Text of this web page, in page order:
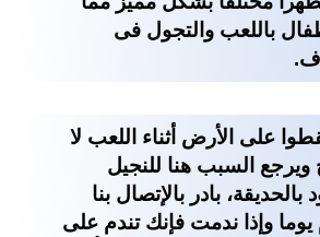
باللعب والتجول فى
على الأرض أثناء اللعب لا
السبب هنا للنجيل
بادر بالإتصال بنا
يوما وإذا ندمت فإنك تندم على